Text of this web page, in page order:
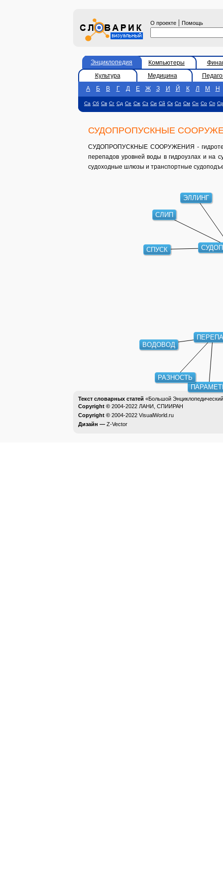
О проекте | Помощь
Энциклопедия Компьютеры
Культура
Медицина
А
Б В Г Д Е Ж З И Й К Л М Н
Са Сб Св Сг Сд Се Сж Сз Си Сй Ск Сл См Сн Со Сп Ср
СУДОПРОПУСКНЫЕ
СУДОПРОПУСКНЫЕ СООРУЖЕНИЯ -
перепадов уровней воды в гидроузлах и на
судоходные шлюзы и транспортные
СЛИП
ЭЛЛИНГ
СПУСК
ВОДОВОД
РАЗНОСТЬ
Текст словарных статей «Большой
Copyright © 2004-2022 ЛАНИ, СПИИРАН
Copyright © 2004-2022 VisualWorld.ru
Дизайн — Z-Vector